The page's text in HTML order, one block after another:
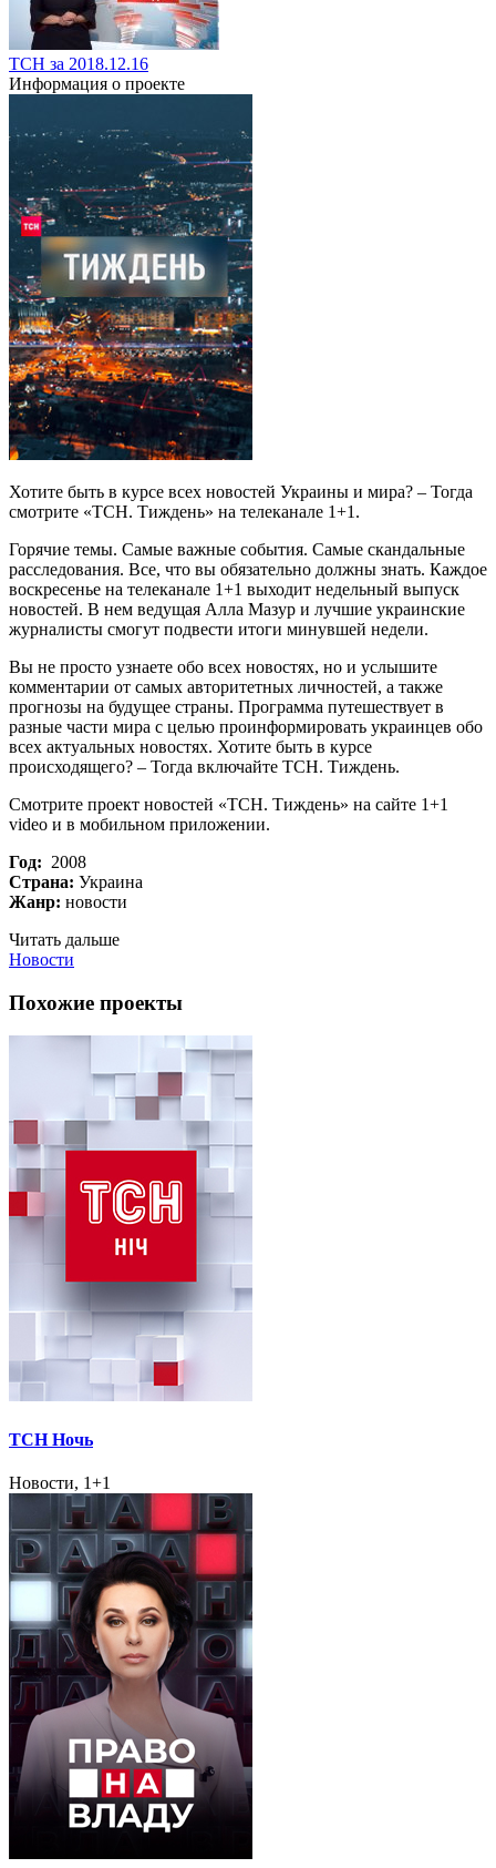
ТСН за 2018.12.16
Информация о проекте
Хотите быть в курсе всех новостей Украины и мира? – Тогда
смотрите «ТСН. Тиждень» на телеканале 1+1.
Горячие темы. Самые важные события. Самые скандальные
расследования. Все, что вы обязательно должны знать. Каждое
воскресенье на телеканале 1+1 выходит недельный выпуск
новостей. В нем ведущая Алла Мазур и лучшие украинские
журналисты смогут подвести итоги минувшей недели.
Вы не просто узнаете обо всех новостях, но и услышите
комментарии от самых авторитетных личностей, а также
прогнозы на будущее страны. Программа путешествует в
разные части мира с целью проинформировать украинцев обо
всех актуальных новостях. Хотите быть в курсе
происходящего? – Тогда включайте ТСН. Тиждень.
Смотрите проект новостей «ТСН. Тиждень» на сайте 1+1
video и в мобильном приложении.
Год: 2008
Страна: Украина
Жанр: новости
Читать дальше
Новости
Похожие проекты
ТСН Ночь
Новости, 1+1